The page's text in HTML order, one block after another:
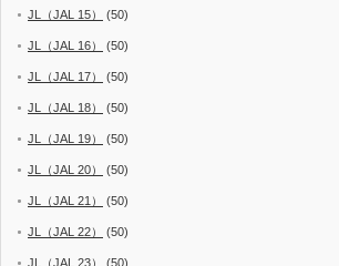
JL（JAL 15） (50)
JL（JAL 16） (50)
JL（JAL 17） (50)
JL（JAL 18） (50)
JL（JAL 19） (50)
JL（JAL 20） (50)
JL（JAL 21） (50)
JL（JAL 22） (50)
JL（JAL 23） (50)